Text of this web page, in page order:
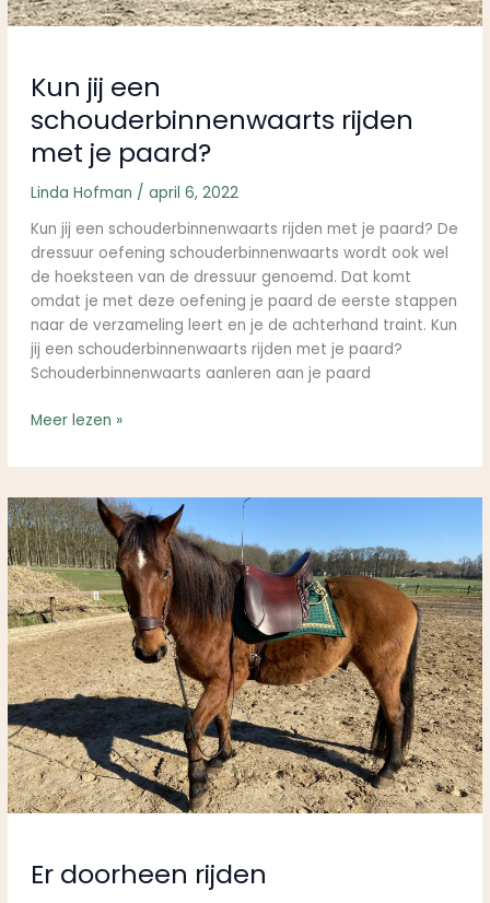
Kun jij een
schouderbinnenwaarts rijden
met je paard?
Linda Hofman / april 6, 2022
Kun jij een schouderbinnenwaarts rijden met je paard? De
dressuur oefening schouderbinnenwaarts wordt ook wel
de hoeksteen van de dressuur genoemd. Dat komt
omdat je met deze oefening je paard de eerste stappen
naar de verzameling leert en je de achterhand traint. Kun
jij een schouderbinnenwaarts rijden met je paard?
Schouderbinnenwaarts aanleren aan je paard
Meer lezen »
Er doorheen rijden
Er
doorheen
rijden